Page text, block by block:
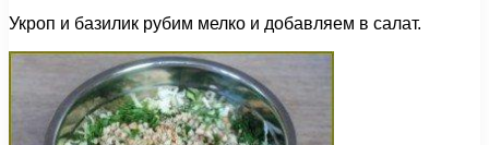
Укроп и базилик рубим мелко и добавляем в салат.